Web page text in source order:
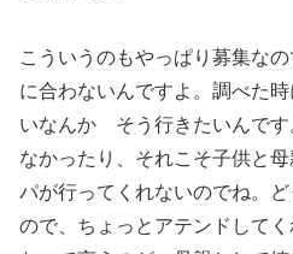
こういうのもやっぱり募集な
に合わないんですよ。調べ
いなんか そう行きたいんです
なかったり、それこそ子供と
パが行ってくれないのでね。
ので、ちょっとアテンドして